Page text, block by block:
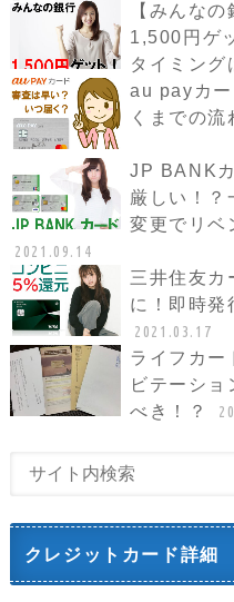
【みんな
1,500円ゲ
タイミング
au payカー
くまでの流
JP BANK
厳しい！？
変更でリベ
2021.09.14
三井住友カ
に！即時発
2021.03.17
ライフカ
ビテーショ
べき！？
クレジットカード詳細